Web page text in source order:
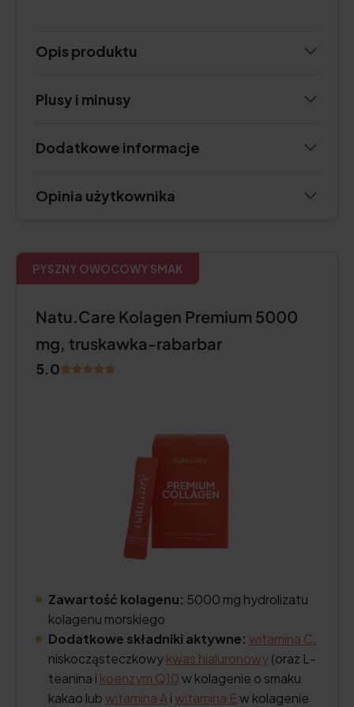
Opis produktu
Plusy i minusy
Dodatkowe informacje
Opinia użytkownika
PYSZNY OWOCOWY SMAK
Natu.Care Kolagen Premium 5000
mg, truskawka-rabarbar
5.0
Zawartość kolagenu: 5000 mg hydrolizatu
kolagenu morskiego
Dodatkowe składniki aktywne: witamina C
niskocząsteczkowykwas hialuronowy(oraz L-
teanina i koenzym Q10w kolagenie o smaku
kakao lubwitamina Aiwitamina Ew kolagenie